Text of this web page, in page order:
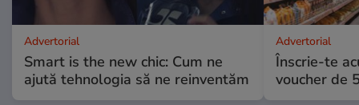
Advertorial
Smart is the new chic: Cum ne
ajută tehnologia să ne reinventăm
Advertorial
Înscrie-te
voucher de